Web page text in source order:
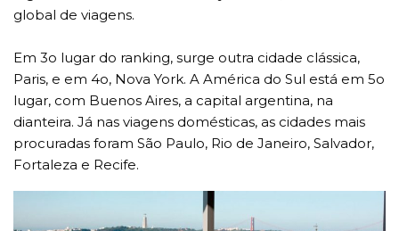
global de viagens.
Em 3o lugar do ranking, surge outra cidade clássica,
Paris, e em 4o, Nova York. A América do Sul está em 5o
lugar, com Buenos Aires, a capital argentina, na
dianteira. Já nas viagens domésticas, as cidades mais
procuradas foram São Paulo, Rio de Janeiro, Salvador,
Fortaleza e Recife.